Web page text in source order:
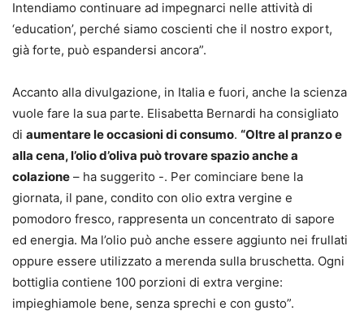
Intendiamo continuare ad impegnarci nelle attività di
‘education’, perché siamo coscienti che il nostro export,
già forte, può espandersi ancora”.
Accanto alla divulgazione, in Italia e fuori, anche la scienza
vuole fare la sua parte. Elisabetta Bernardi ha consigliato
di aumentare le occasioni di consumo. “Oltre al pranzo e
alla cena, l’olio d’oliva può trovare spazio anche a
colazione – ha suggerito -. Per cominciare bene la
giornata, il pane, condito con olio extra vergine e
pomodoro fresco, rappresenta un concentrato di sapore
ed energia. Ma l’olio può anche essere aggiunto nei frullati
oppure essere utilizzato a merenda sulla bruschetta. Ogni
bottiglia contiene 100 porzioni di extra vergine:
impieghiamole bene, senza sprechi e con gusto”.